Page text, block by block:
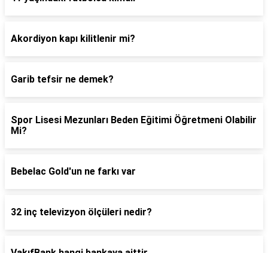
Akordiyon kapı kilitlenir mi?
Garib tefsir ne demek?
Spor Lisesi Mezunları Beden Eğitimi Öğretmeni Olabilir
Mi?
Bebelac Gold'un ne farkı var
32 inç televizyon ölçüleri nedir?